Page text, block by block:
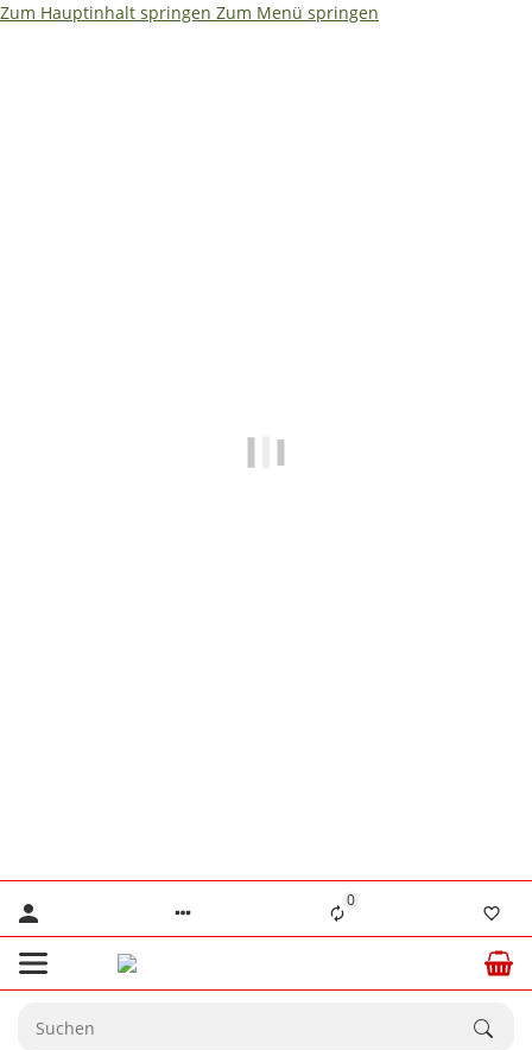
Zum Hauptinhalt springen Zum Menü springen
🔧 Technische Hilfe (Mo–Fr · 09:00–14:00
0